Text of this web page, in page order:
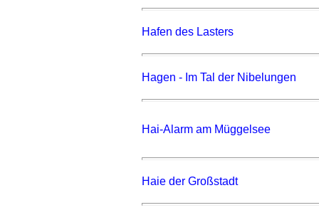
Hafen des Lasters
Hagen - Im Tal der Nibelungen
Hai-Alarm am Müggelsee
Haie der Großstadt